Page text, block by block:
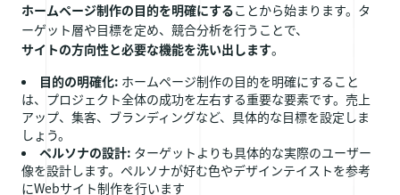
ホームページ制作の目的を明確にすることから始まります。タ
ーゲット層や目標を定め、競合分析を行うことで、
サイトの方向性と必要な機能を洗い出します。
目的の明確化: ホームページ制作の目的を明確にすること
は、プロジェクト全体の成功を左右する重要な要素です。売上
アップ、集客、ブランディングなど、具体的な目標を設定しま
しょう。
ペルソナの設計: ターゲットよりも具体的な実際のユーザー
像を設計します。ペルソナが好む色やデザインテイストを参考
にWebサイト制作を行います